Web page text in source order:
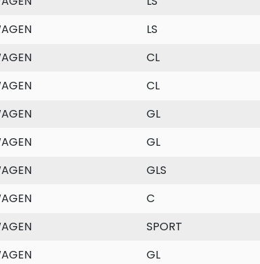
LS
CL
CL
GL
GL
GLS
C
SPORT
GL